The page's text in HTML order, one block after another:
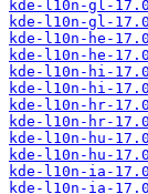
kde-l10n-gl-
kde-l10n-gl-
kde-l10n-he-
kde-l10n-he-
kde-l10n-hi-
kde-l10n-hi-
kde-l10n-hr-
kde-l10n-hr-
kde-l10n-hu-
kde-l10n-hu-
kde-l10n-ia-
kde-l10n-ia-